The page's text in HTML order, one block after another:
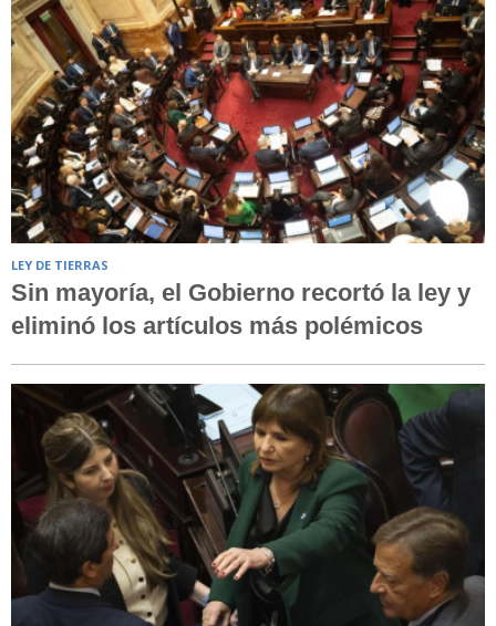
LEY DE TIERRAS
Sin mayoría, el Gobierno recortó la ley y
eliminó los artículos más polémicos